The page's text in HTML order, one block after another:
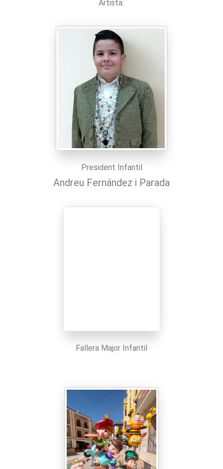
Artista:
President Infantil
Andreu Fernández i Parada
Fallera Major Infantil